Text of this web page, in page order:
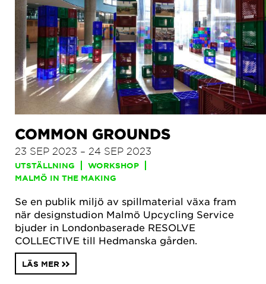
COMMON GROUNDS
23 SEP 2023 – 24 SEP 2023
UTSTÄLLNING
WORKSHOP
MALMÖ IN THE MAKING
Se en publik miljö av spillmaterial växa fram
när designstudion Malmö Upcycling Service
bjuder in Londonbaserade RESOLVE
COLLECTIVE till Hedmanska gården.
LÄS MER